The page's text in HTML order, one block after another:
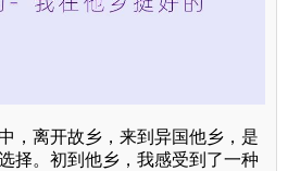
，离开故乡，来到异国他乡，是
择。初到他乡，我感受到了一种